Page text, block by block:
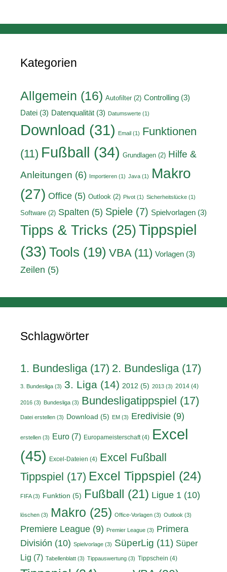
Kategorien
Allgemein (16) Autofilter (2) Controlling (3)
Datei (3) Datenqualität (3) Datumswerte (1)
Download (31) Email (1) Funktionen
(11) Fußball (34) Grundlagen (2) Hilfe &
Anleitungen (6) Importieren (1) Java (1)
Makro
(27) Office (5) Outlook (2) Pivot (1) Sicherheitslücke (1)
Software (2) Spalten (5) Spiele (7) Spielvorlagen (3)
Tipps & Tricks (25)Tippspiel
(33) Tools (19) VBA(11) Vorlagen (3)
Zeilen (5)
Schlagwörter
1. Bundesliga(17) 2. Bundesliga(17)
3. Bundesliga (3) 3. Liga (14) 2012 (5) 2013 (3) 2014 (4)
2016 (3) Bundesliga (3) Bundesligatippspiel (17)
Datei erstellen (3) Download (5) EM (3) Eredivisie (9)
erstellen (3) Euro (7) Europameisterschaft(4) Excel
(45)
Excel-Dateien (4) Excel Fußball
Tippspiel (17) Excel Tippspiel (24)
FIFA(3) Funktion (5) Fußball (21) Ligue 1 (10)
löschen (3) Makro (25) Office-Vorlagen (3) Outlook (3)
Premiere League (9) Premier League (3) Primera
División (10) Spielvorlage (3) SüperLig (11) Süper
Lig (7) Tabellenblatt (3) Tippauswertung (3) Tippschein (4)